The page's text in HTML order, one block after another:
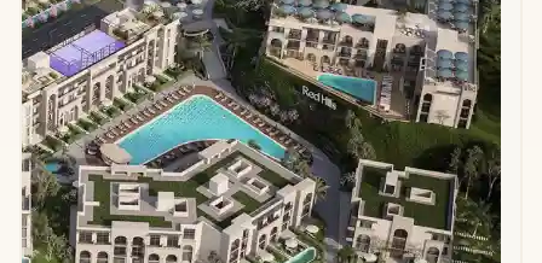
القاهرة
60 دقيقة
طيران
مما يجعله بيت ثاني
لعطلات نهاية الأسبوع